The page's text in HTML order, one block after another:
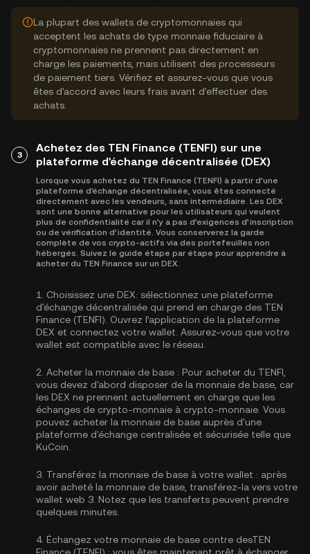
La plupart des wallets de cryptomonnaies qui
acceptent les achats de type monnaie fiduciaire à
cryptomonnaies ne prennent pas directement en
charge les paiements, mais utilisent des processeurs
de paiement tiers. Vérifiez et assurez-vous que vous
êtes d'accord avec leurs frais avant d'effectuer des
achats.
3
Achetez des TEN Finance (TENFI) sur une
plateforme d'échange décentralisée (DEX)
Lorsque vous achetez du TEN Finance (TENFI) à partir d’une
plateforme d'échange décentralisée, vous êtes connecté
directement avec les vendeurs, sans intermédiaire. Les DEX
sont une bonne alternative pour les utilisateurs qui veulent
plus de confidentialité car il n’y a pas d’exigences d’inscription
ou de vérification d’identité. Vous conserverez la garde
complète de vos crypto-actifs via des portefeuilles non
hébergés. Suivez le guide étape par étape pour apprendre à
acheter du TEN Finance sur un DEX.
1. Choisissez une DEX: sélectionnez une plateforme
d'échange décentralisée qui prend en charge des TEN
Finance (TENFI). Ouvrez l’application de la plateforme
DEX et connectez votre wallet. Assurez-vous que votre
wallet est compatible avec le réseau.
2. Acheter la monnaie de base : Pour acheter du TENFI,
vous devez d'abord disposer de la monnaie de base, car
les DEX ne prennent actuellement en charge que les
échanges de crypto-monnaie à crypto-monnaie. Vous
pouvez acheter la monnaie de base auprès d'une
plateforme d'échange centralisée et sécurisée telle que
KuCoin.
3. Transférez la monnaie de base à votre wallet : après
avoir acheté la monnaie de base, transférez-la vers votre
wallet web 3. Notez que les transferts peuvent prendre
quelques minutes.
4. Échangez votre monnaie de base contre desTEN